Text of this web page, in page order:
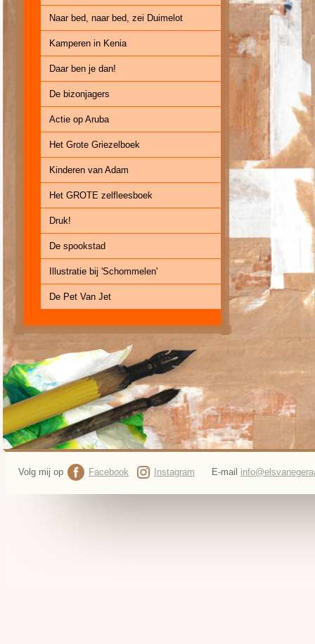
Naar bed, naar bed, zei Duimelot
Kamperen in Kenia
Daar ben je dan!
De bizonjagers
Actie op Aruba
Het Grote Griezelboek
Kinderen van Adam
Het GROTE zelfleesboek
Druk!
De spookstad
Illustratie bij 'Schommelen'
De Pet Van Jet
Volg mij op Facebook Instagram E-mail